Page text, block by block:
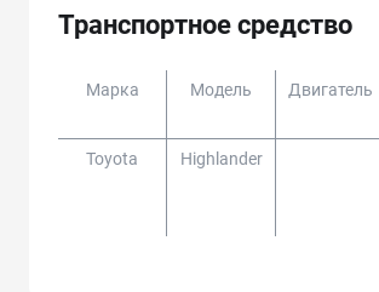
Транспортное средство
Марка Модель Двигатель
Toyota Highlander